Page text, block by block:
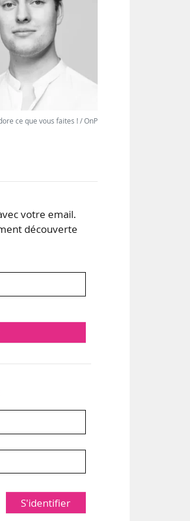
ce que vous faites ! / OnP
votre email.
découverte
S'identifier